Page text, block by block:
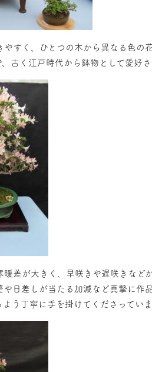
やすく、ひとつの木から異なる色の
古く江戸時代から鉢物として愛好さ
差が大きく、早咲きや遅咲きなど
日差しが当たる加減など真摯に作
う丁寧に手を掛けてくださっていま